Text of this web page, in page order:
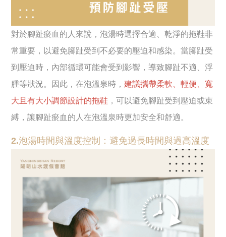
對於腳趾瘀血的人來說，泡湯時選擇合適、乾淨的拖鞋非
常重要，以避免腳趾受到不必要的壓迫和感染。當腳趾受
到壓迫時，內部循環可能會受到影響，導致腳趾不適、浮
腫等狀況。因此，在泡溫泉時，建議攜帶柔軟、輕便、寬
大且有大小調節設計的拖鞋 ，可以避免腳趾受到壓迫或束
縛，讓腳趾瘀血的人在泡溫泉時更加安全和舒適。
2.泡湯時間與溫度控制：避免過長時間與過高溫度